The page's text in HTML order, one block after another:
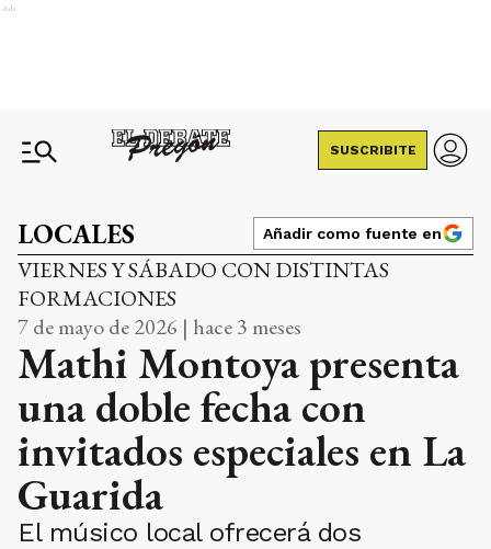
Ads
SUSCRIBITE
LOCALES Añadir como fuente en
VIERNES Y SÁBADO CON DISTINTAS
FORMACIONES
7 de mayo de 2026 | hace 3 meses
Mathi Montoya presenta
una doble fecha con
invitados especiales en La
Guarida
El músico local ofrecerá dos